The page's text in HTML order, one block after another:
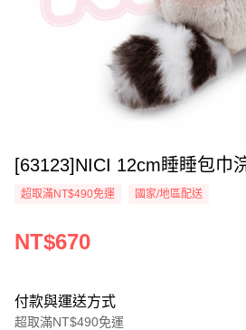
[63123]NICI 12cm睡睡包巾
超取滿NT$490免運 國家/地區配送
NT$670
付款與運送方式
超取滿NT$490免運